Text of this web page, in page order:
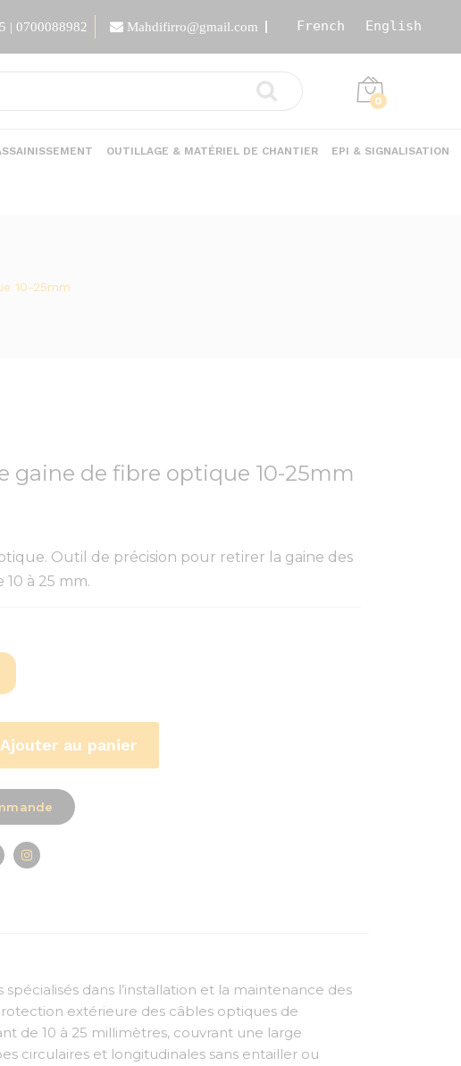
| 0700088982 Mahdifirro@gmail.com French English
0
OUTILLAGE & MATÉRIEL DE CHANTIER EPI & SIGNALISATION
10-25mm
gaine de fibre optique 10-25mm
Outil de précision pour retirer la gaine des
à 25 mm.
Ajouter au panier
dans l’installation et la maintenance des
extérieure des câbles optiques de
de 10 à 25 millimètres, couvrant une large
circulaires et longitudinales sans entailler ou